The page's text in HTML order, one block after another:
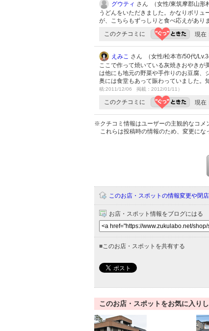
グウティ さん （女性/東筑摩郡山形
うどんをいただきました。かなりボリ
が、こちらもずっしりと食べ応えがあり
このクチコミに 現在
えみこ さん （女性/松本市/50代/
ここで作って焼いている灰焼きおやきが
は他にも地元の野菜や手作りのお豆腐、
奥には食堂もあって賑わっていました
稿:2011/12/06 掲載：2012/01/11）
このクチコミに 現在
※クチコミ情報はユーザーの主観的なコメ
これらは投稿時の情報のため、変更にな
このお店・スポットの情報変更や閉
お店・スポット情報をブログにはる
■このお店・スポットを共有する
このお店・スポットをお気に入り